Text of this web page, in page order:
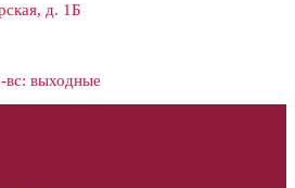
д. 1Б
вс: выходные